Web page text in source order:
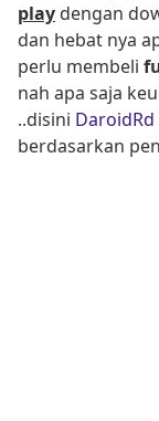
play dengan
dan hebat nya
perlu membeli
nah apa saja
..disini DaroidRd
berdasarkan